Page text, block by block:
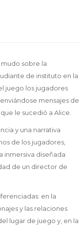
sobre la
de instituto en la
juego los jugadores
mensajes de
le sucedió a Alice.
y una narrativa
de los jugadores,
inmersiva diseñada
de un director de
en la
y las relaciones
lugar de juego y, en la